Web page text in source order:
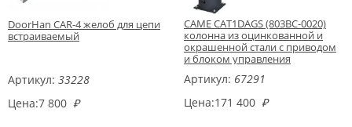
DoorHan CAR-4 желоб для цепи
встраиваемый
Артикул: 33228
Цена:7 800 ₽
CAME CAT1DAGS (803BC-0020)
колонна из оцинкованной и
окрашенной стали с приводом
и блоком управления
Артикул: 67291
Цена:171 400 ₽